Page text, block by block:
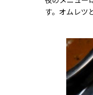
す。オムレツ